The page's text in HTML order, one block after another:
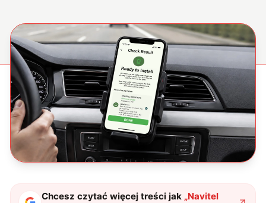
Chcesz czytać więcej treści jak „Navitel